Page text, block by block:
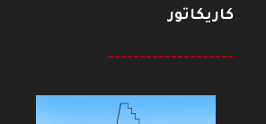
كاريكاتور
--------------------